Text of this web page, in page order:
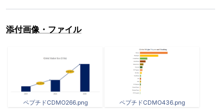
添付画像・ファイル
ペプチドCDMO266.png ペプチドCDMO436.png